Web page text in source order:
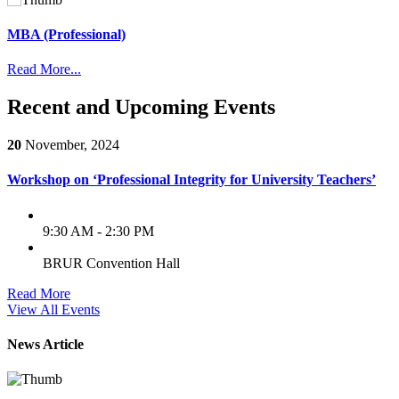
MBA
Read More...
Recent and Upcoming Events
20 November, 2024
Workshop on ‘Professional Integrity for University Teachers’
9:30 AM - 2:30 PM
BRUR Convention Hall
Read More
View All Events
News Article